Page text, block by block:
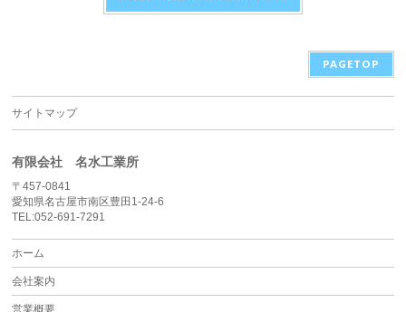
PAGETOP
サイトマップ
有限会社 名水工業所
〒457-0841
愛知県名古屋市南区豊田1-24-6
TEL:052-691-7291
ホーム
会社案内
営業概要